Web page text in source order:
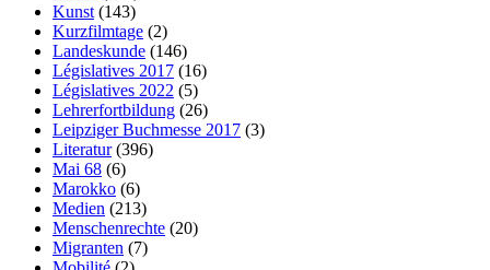
Kunst (143)
Kurzfilmtage (2)
Landeskunde (146)
Législatives 2017 (16)
Législatives 2022 (5)
Lehrerfortbildung (26)
Leipziger Buchmesse 2017 (3)
Literatur(396)
Mai 68 (6)
Marokko (6)
Medien (213)
Menschenrechte (20)
Migranten (7)